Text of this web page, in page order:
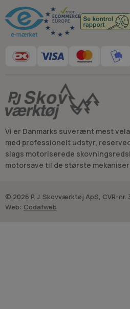
Vi er Danmarks suverænt mest
med professionelt udstyr,
slags motoriserede
motorsave til de største
© 2026 P. J. Skovværktøj ApS, CVR-nr.
Web: Codafweb